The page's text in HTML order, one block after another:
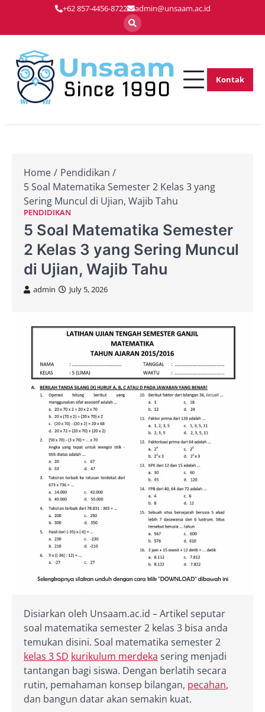
content
+62 857-4456-8722 admin@unsaam.ac.id
Membentuk
Kontak
Home
Pendidikan
5 Soal Matematika Semester 2 Kelas 3 yang
Sering Muncul di Ujian, Wajib Tahu
PENDIDIKAN
5 Soal Matematika Semester
2 Kelas 3 yang Sering Muncul
di Ujian, Wajib Tahu
admin July 5, 2026
Disiarkan oleh Unsaam.ac.id – Artikel seputar
soal matematika semester 2 kelas 3 bisa anda
temukan disini. Soal matematika semester 2
kelas 3 SD kurikulum merdeka sering menjadi
tantangan bagi siswa. Dengan berlatih secara
rutin, pemahaman konsep bilangan, pecahan,
dan bangun datar akan semakin kuat.